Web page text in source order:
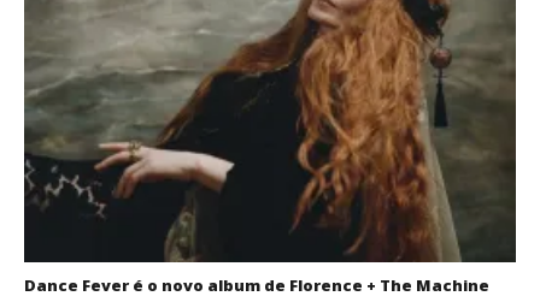
Dance Fever é o novo album de Florence + The Machine